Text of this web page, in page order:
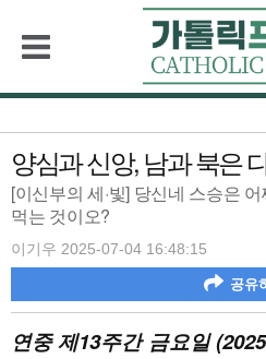
양심과 신앙, 남과 북은
[이신부의 세·빛] 당신네 스승은
먹는 것이오?
이기우 2025-07-04 16:48:15
공유
연중 제13주간 금요일